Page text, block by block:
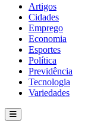
Artigos
Cidades
Emprego
Economia
Esportes
Política
Previdência
Tecnologia
Variedades